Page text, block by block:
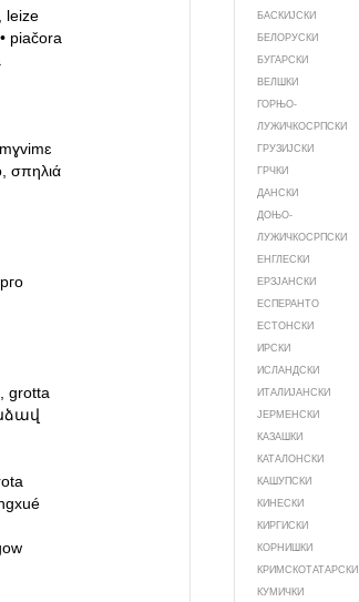
leize
• piačora
mɣvimɛ
σπηλιά
grotta
БАСКИЈСКИ
БЕЛОРУСКИ
БУГАРСКИ
ВЕЛШКИ
ГОРЊО­
ЛУЖИЧКОСРПСКИ
ГРУЗИЈСКИ
ГРЧКИ
ДАНСКИ
ДОЊО­
ЛУЖИЧКОСРПСКИ
ЕНГЛЕСКИ
ЕРЗЈАНСКИ
ЕСПЕРАНТО
ЕСТОНСКИ
ИРСКИ
ИСЛАНДСКИ
ИТАЛИЈАНСКИ
ЈЕРМЕНСКИ
КАЗАШКИ
КАТАЛОНСКИ
КАШУПСКИ
КИНЕСКИ
КИРГИСКИ
КОРНИШКИ
КРИМСКОТАТАРСКИ
КУМИЧКИ